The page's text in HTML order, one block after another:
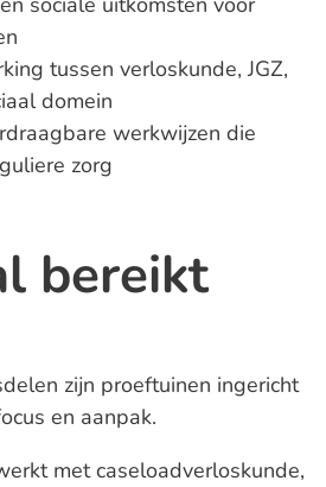
tussen verloskunde, JGZ,
domein
werkwijzen die
zorg
bereikt
zijn proeftuinen ingericht
en aanpak.
met caseloadverloskunde,